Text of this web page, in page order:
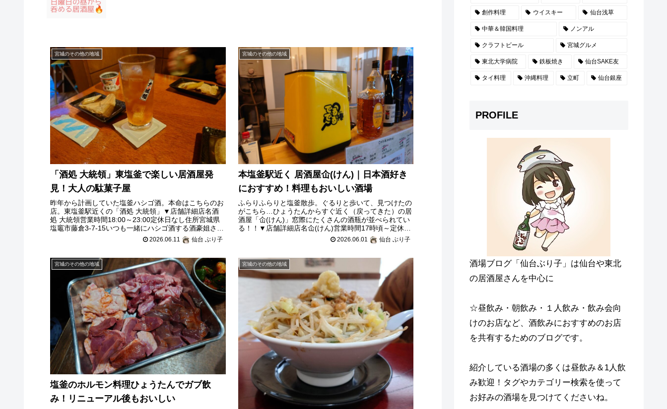
宮城のその他の地域
「酒処 大統領」東塩釜で楽しい居酒屋発
見！大人の駄菓子屋
昨年から計画していた塩釜ハシゴ酒。本命はこちらのお
店。東塩釜駅近くの「酒処 大統領」▼店舗詳細店名酒
処 大統領営業時間18:00～23:00定休日なし住所宮城県
塩竈市藤倉3-7-15いつも一緒にハシゴ酒する酒豪姐さん
2026.06.11 仙台 ぶり子
宮城のその他の地域
本塩釜駅近く 居酒屋仚(けん)｜日本酒好き
におすすめ！料理もおいしい酒場
ふらりふらりと塩釜散歩。ぐるりと歩いて、見つけたの
がこちら…ひょうたんからすぐ近く（戻ってきた）の居
酒屋「仚(けん)」窓際にたくさんの酒瓶が並べられてい
る！！▼店舗詳細店名仚(けん)営業時間17時頃～定休日
不明その他喫煙可住所塩竈市海岸通6
2026.06.01 仙台 ぶり子
宮城のその他の地域
塩釜のホルモン料理ひょうたんでガブ飲
み！リニューアル後もおいしい
宮城のその他の地域
創作料理 ウイスキー 仙台浅草
中華＆韓国料理 ノンアル
クラフトビール 宮城グルメ
東北大学病院 鉄板焼き 仙台SAKE友
タイ料理 沖縄料理 立町 仙台銀座
PROFILE
酒場ブログ「仙台ぶり子」は仙台や東北
の居酒屋さんを中心に
☆昼飲み・朝飲み・１人飲み・飲み会向
けのお店など、酒飲みにおすすめのお店
を共有するためのブログです。
紹介している酒場の多くは昼飲み＆1人飲
み歓迎！タグやカテゴリー検索を使って
お好みの酒場を見つけてくださいね。